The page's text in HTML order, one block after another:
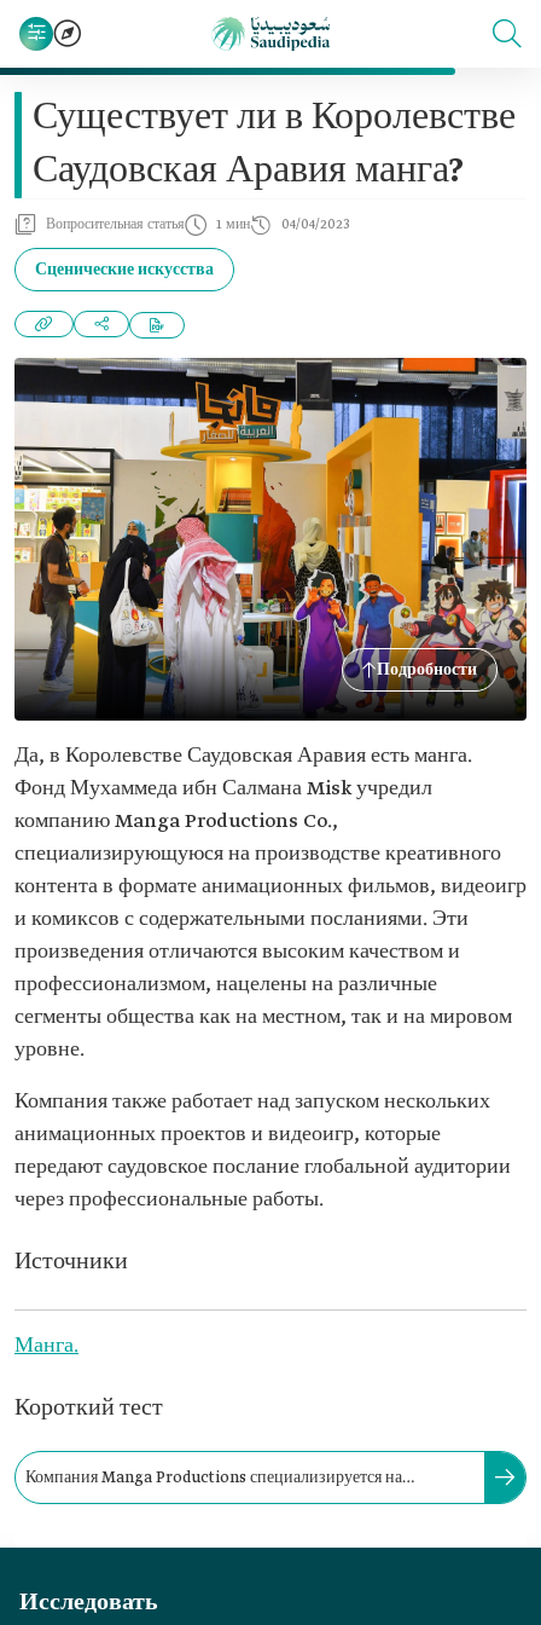
Существует ли в Королевстве
Саудовская Аравия манга?
Вопросительная статья 1 мин 04/04/2023
Сценические искусства
Подробности
Да, в Королевстве Саудовская Аравия есть манга.
Фонд Мухаммеда ибн Салмана Misk учредил
компанию Manga Productions Co.,
специализирующуюся на производстве креативного
контента в формате анимационных фильмов, видеоигр
и комиксов с содержательными посланиями. Эти
произведения отличаются высоким качеством и
профессионализмом, нацелены на различные
сегменты общества как на местном, так и на мировом
уровне.
Компания также работает над запуском нескольких
анимационных проектов и видеоигр, которые
передают саудовское послание глобальной аудитории
через профессиональные работы.
Источники
Манга.
Короткий тест
Компания Manga Productions специализируется на
Исследовать